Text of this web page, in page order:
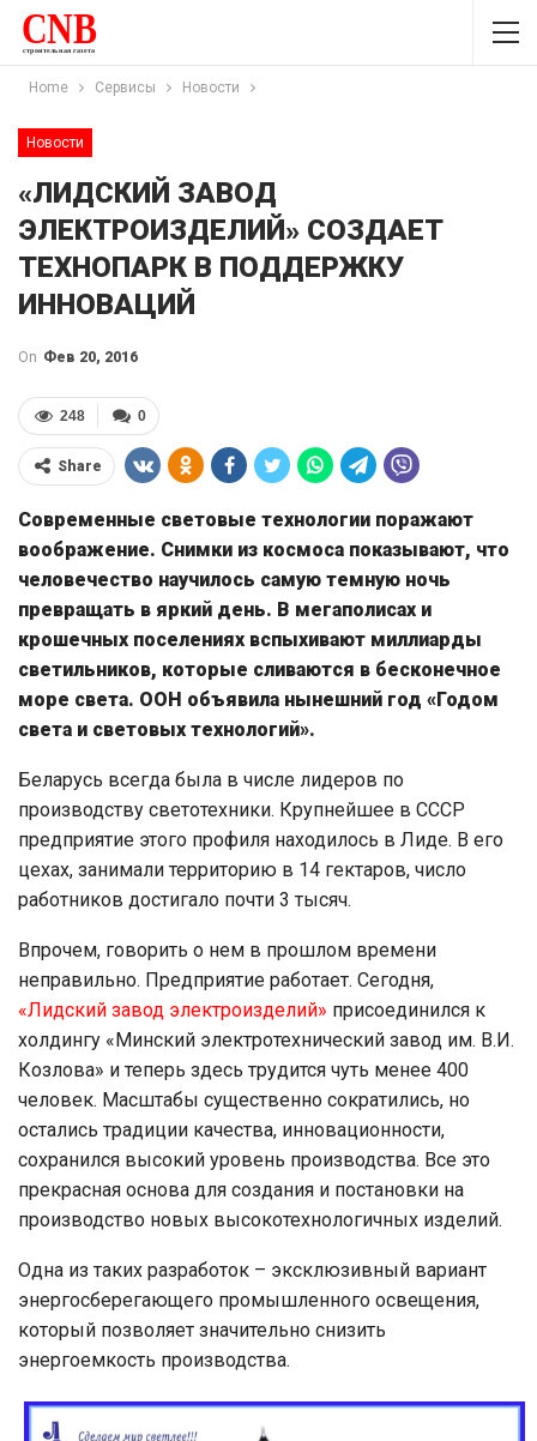
Home Сервисы Новости
Новости
«ЛИДСКИЙ ЗАВОД
ЭЛЕКТРОИЗДЕЛИЙ» СОЗДАЕТ
ТЕХНОПАРК В ПОДДЕРЖКУ
ИННОВАЦИЙ
On Фев 20, 2016
0
248
Share
Современные световые технологии поражают
воображение. Снимки из космоса показывают, что
человечество научилось самую темную ночь
превращать в яркий день. В мегаполисах и
крошечных поселениях вспыхивают миллиарды
светильников, которые сливаются в бесконечное
море света. ООН объявила нынешний год «Годом
света и световых технологий».
Беларусь всегда была в числе лидеров по
производству светотехники. Крупнейшее в СССР
предприятие этого профиля находилось в Лиде. В его
цехах, занимали территорию в 14 гектаров, число
работников достигало почти 3 тысяч.
Впрочем, говорить о нем в прошлом времени
неправильно. Предприятие работает. Сегодня,
«Лидский завод электроизделий» присоединился к
холдингу «Минский электротехнический завод им. В.И.
Козлова» и теперь здесь трудится чуть менее 400
человек. Масштабы существенно сократились, но
остались традиции качества, инновационности,
сохранился высокий уровень производства. Все это
прекрасная основа для создания и постановки на
производство новых высокотехнологичных изделий.
Одна из таких разработок – эксклюзивный вариант
энергосберегающего промышленного освещения,
который позволяет значительно снизить
энергоемкость производства.